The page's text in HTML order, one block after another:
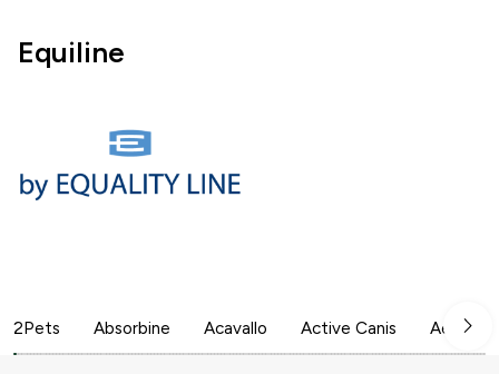
Equiline
2Pets Absorbine Acavallo Active Canis Aesculap